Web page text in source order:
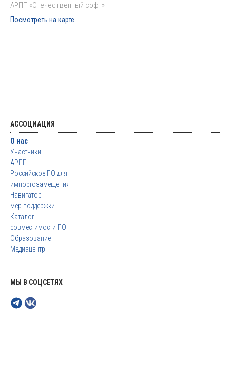
АРПП «Отечественный софт»
Посмотреть на карте
АССОЦИАЦИЯ
О нас
Участники
АРПП
Российское ПО для
импортозамещения
Навигатор
мер поддержки
Каталог
совместимости ПО
Образование
Медиацентр
МЫ В СОЦСЕТЯХ